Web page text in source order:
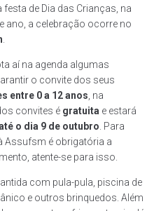
de Dia das Crianças, na
ano, a celebração ocorre no
aí na agenda algumas
o convite dos seus
entre 0 a 12 anos , na
convites é gratuita e estará
o dia 9 de outubro . Para
Assufsm é obrigatória a
atente-se para isso.
com pula-pula, piscina de
e outros brinquedos. Além